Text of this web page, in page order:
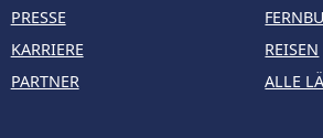
PRESSE
KARRIERE
PARTNER
REISEN
ALLE